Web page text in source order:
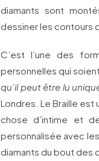
diamants sont
dessiner les contours
C’est l’une des
personnelles qui soient.
qu’il peut être lu
Londres. Le Braille est
chose d’intime et
personnalisée avec
diamants du bout des